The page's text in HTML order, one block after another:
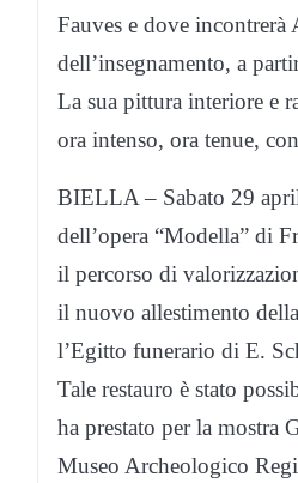
Fauves e dove
dell’insegnamento, a
La sua pittura interiore e
ora intenso, ora tenue,
BIELLA – Sabato 29
dell’opera “Modella” di
il percorso di
il nuovo allestimento
l’Egitto funerario di E.
Tale restauro è stato
ha prestato per la mostra
Museo Archeologico